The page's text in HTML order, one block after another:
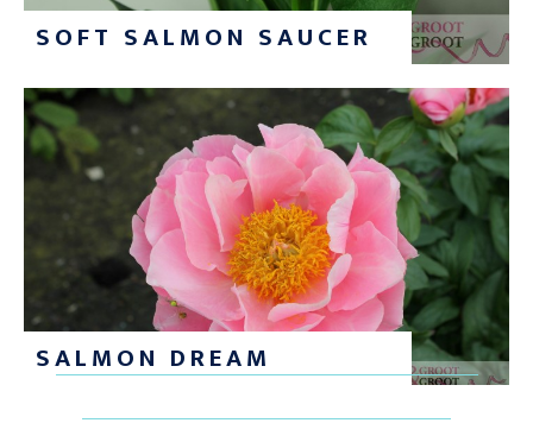
SOFT SALMON SAUCER
SALMON DREAM